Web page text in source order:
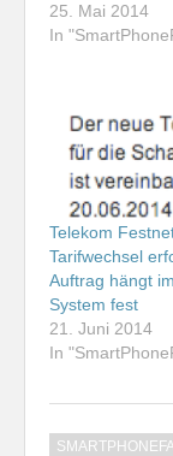
25. Mai 2014
In
Telekom
Tarifwechsel
Auftrag hängt im
System fest
21. Juni 2014
In